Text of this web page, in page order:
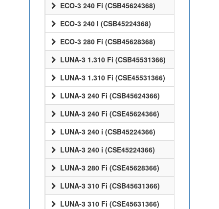
ECO-3 240 Fi (CSB45624368)
ECO-3 240 I (CSB45224368)
ECO-3 280 Fi (CSB45628368)
LUNA-3 1.310 Fi (CSB45531366)
LUNA-3 1.310 Fi (CSE45531366)
LUNA-3 240 Fi (CSB45624366)
LUNA-3 240 Fi (CSE45624366)
LUNA-3 240 i (CSB45224366)
LUNA-3 240 i (CSE45224366)
LUNA-3 280 Fi (CSE45628366)
LUNA-3 310 Fi (CSB45631366)
LUNA-3 310 Fi (CSE45631366)